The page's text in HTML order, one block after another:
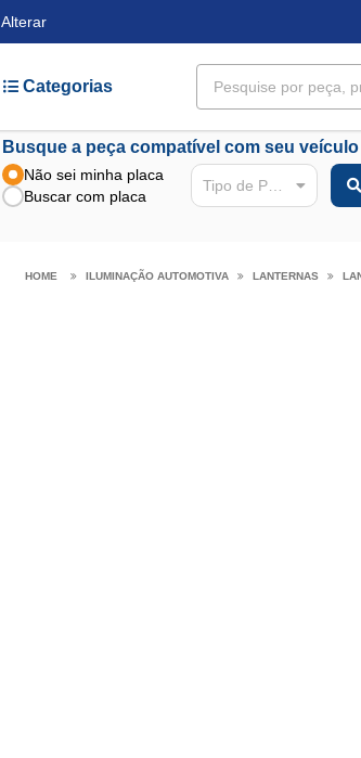
Alterar
Categorias
Busque a peça compatível com seu veículo
Não sei minha placa
Buscar com placa
Tipo de Peça
ILUMINAÇÃO AUTOMOTIVA LANTERNAS